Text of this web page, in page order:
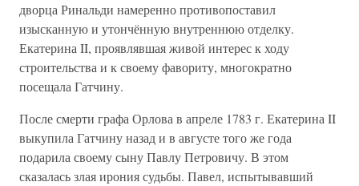
дворца Ринальди намеренно противопоставил
изысканную и утончённую внутреннюю отделку.
Екатерина II, проявлявшая живой интерес к ходу
строительства и к своему фавориту, многократно
посещала Гатчину.
После смерти графа Орлова в апреле 1783 г. Екатерина II
выкупила Гатчину назад и в августе того же года
подарила своему сыну Павлу Петровичу. В этом
сказалась злая ирония судьбы. Павел, испытывавший